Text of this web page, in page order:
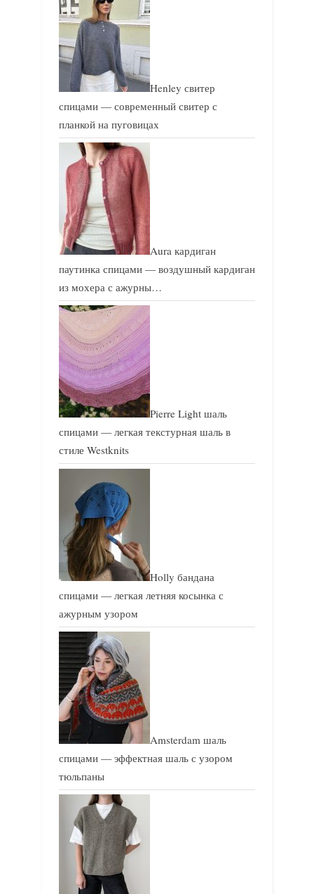
с
ь
:
Henley свитер
спицами — современный свитер с
планкой на пуговицах
Aura кардиган
паутинка спицами — воздушный кардиган
из мохера с ажурны…
Pierre Light шаль
спицами — легкая текстурная шаль в
стиле Westknits
Holly бандана
спицами — легкая летняя косынка с
ажурным узором
Amsterdam шаль
спицами — эффектная шаль с узором
тюльпаны